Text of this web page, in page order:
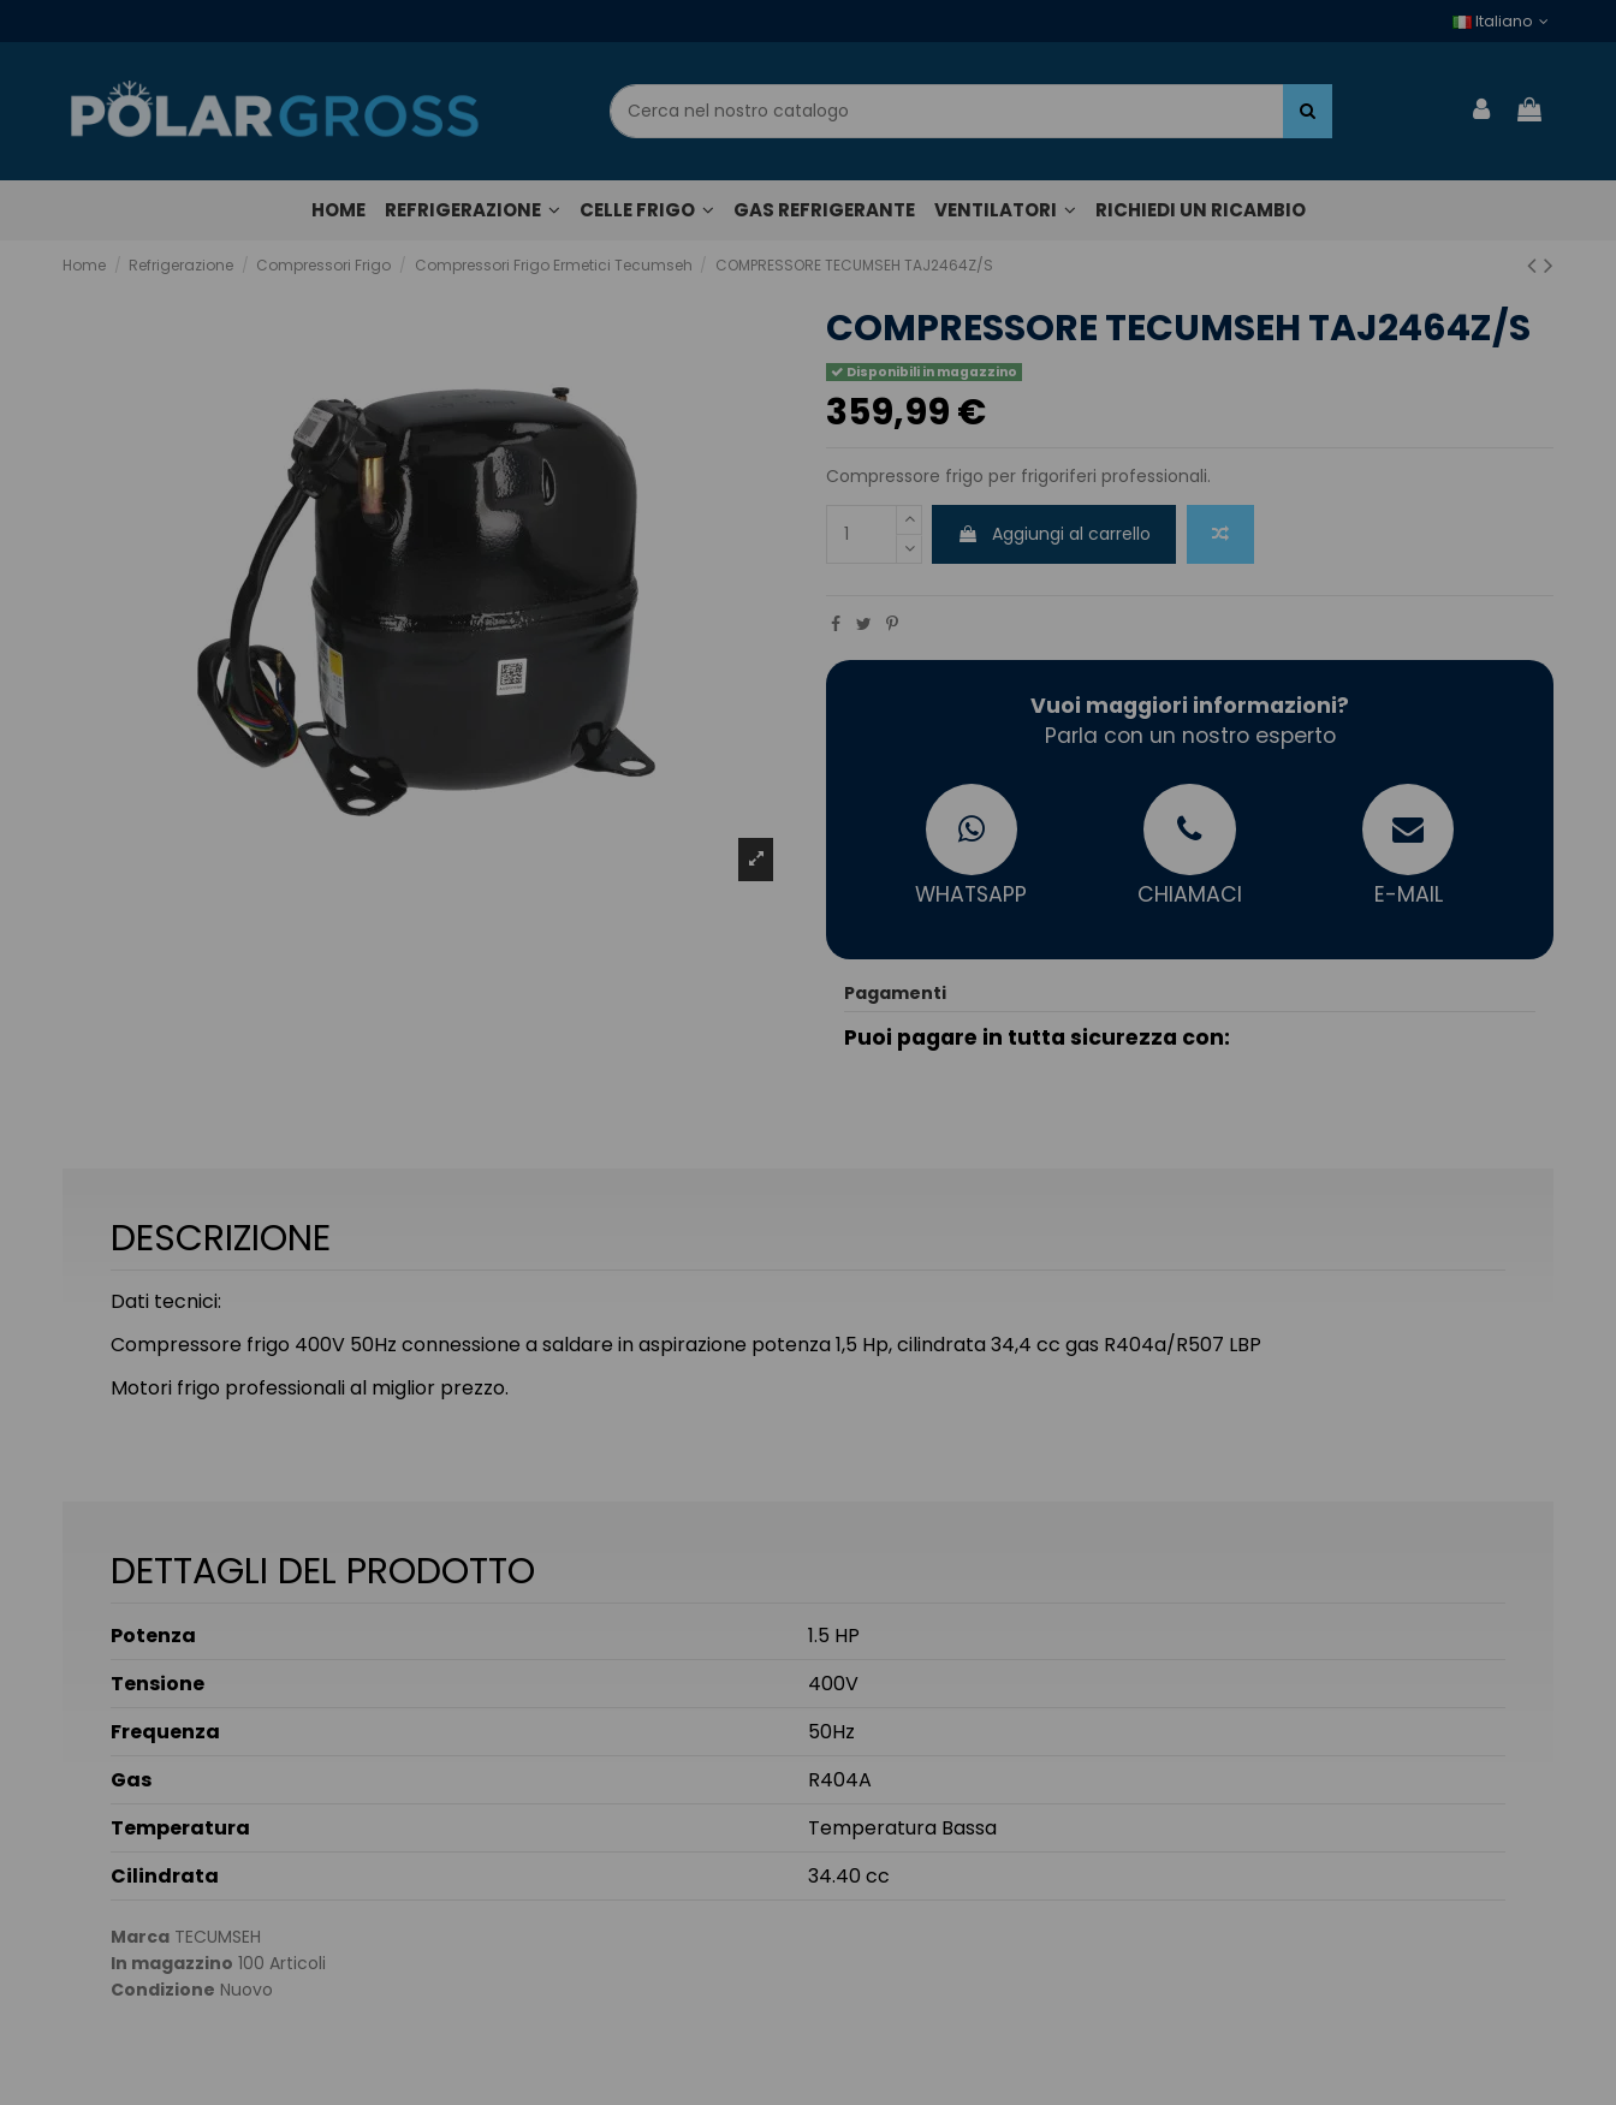
Italiano
HOME REFRIGERAZIONE CELLE FRIGO GAS REFRIGERANTE VENTILATORI RICHIEDI UN RICAMBIO
Home Refrigerazione Compressori Frigo Compressori Frigo Ermetici Tecumseh COMPRESSORE TECUMSEH TAJ2464Z/S
COMPRESSORE TECUMSEH TAJ2464Z/S
Disponibili in magazzino
359,99 €
Compressore frigo per frigoriferi professionali.
Aggiungi al carrello
Vuoi maggiori informazioni?
Parla con un nostro esperto
WHATSAPP CHIAMACI E-MAIL
Pagamenti
Puoi pagare in tutta sicurezza con:
DESCRIZIONE
Dati tecnici:
Compressore frigo 400V 50Hz connessione a saldare in aspirazione potenza 1,5 Hp, cilindrata 34,4 cc gas R404a/R507 LBP
Motori frigo professionali al miglior prezzo.
DETTAGLI DEL PRODOTTO
Potenza
1.5 HP
Tensione
400V
Frequenza
50Hz
Gas
R404A
Temperatura
Temperatura Bassa
Cilindrata
34.40 cc
Marca TECUMSEH
In magazzino 100 Articoli
Condizione Nuovo